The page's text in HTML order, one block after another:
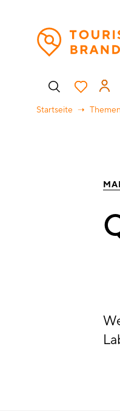
Startseite Themen